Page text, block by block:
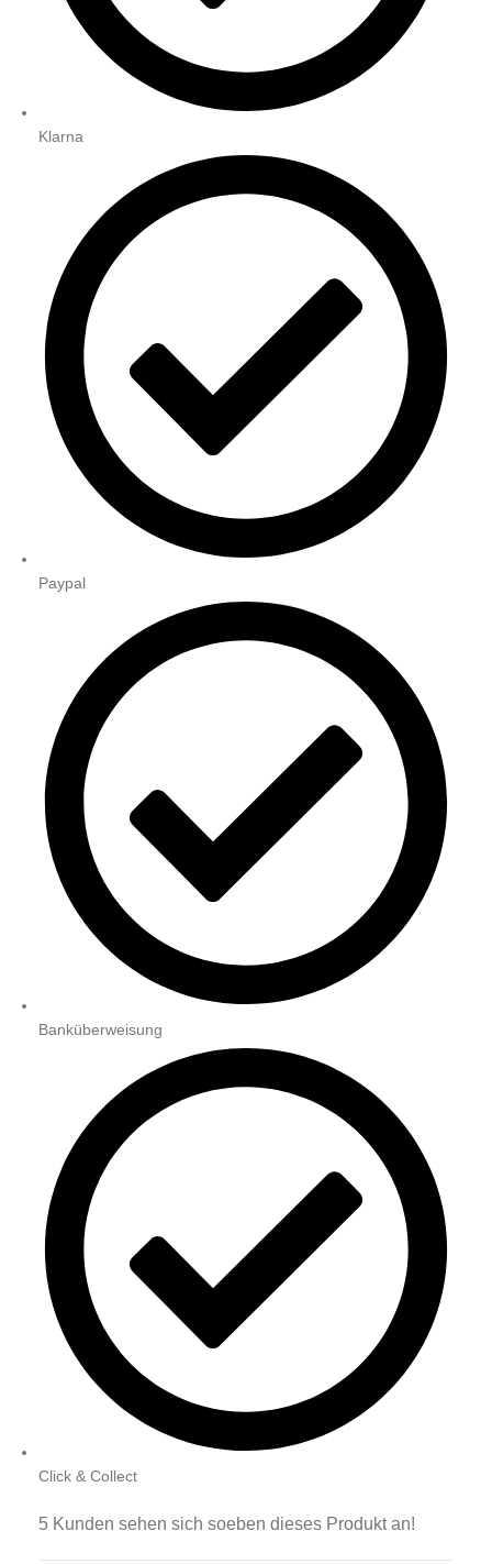
Klarna
Paypal
Banküberweisung
Click & Collect
5 Kunden sehen sich soeben dieses Produkt an!